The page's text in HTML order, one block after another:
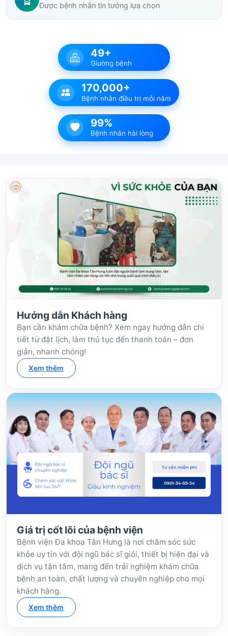
Được bệnh nhân tin tưởng lựa chọn
49+
Giường bệnh
170,000+
Bệnh nhân điều trị mỗi năm
99%
Bệnh nhân hài lòng
Hướng dẫn Khách hàng
Bạn cần khám chữa bệnh? Xem ngay hướng dẫn chi
tiết từ đặt lịch, làm thủ tục đến thanh toán – đơn
giản, nhanh chóng!
Xem thêm
Giá trị cốt lõi của bệnh viện
Bệnh viện Đa khoa Tân Hưng là nơi chăm sóc sức
khỏe uy tín với đội ngũ bác sĩ giỏi, thiết bị hiện đại và
dịch vụ tận tâm, mang đến trải nghiệm khám chữa
bệnh an toàn, chất lượng và chuyên nghiệp cho mọi
khách hàng.
Xem thêm